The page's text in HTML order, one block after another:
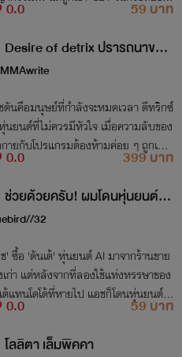
งวัลที่เธอต้องยอมรับ
0.0
59 บาท
Desire of detrix ปรารถนาของ
กซ์
ตันคือมนุษย์ที่กำลังจะหมดเวลา ดีทริกซ์
นยนต์ที่ไม่ควรมีหัวใจ เมื่อความลับของ
ายกับโปรแกรมต้องห้ามค่อย ๆ ถูกเปิดเ
งที่ผูกพวกเขาไว้ด้วยกันอาจไม่ใช่ชะตา
0.0
399 บาท
ช่วยด้วยครับ! ผมโดนหุ่นยนต์พ่
นคุกคาม
32
' ซื้อ 'ดันเต้' หุ่นยนต์ AI มาจากร้านขาย
ก่า แต่หลังจากที่ลองใช้แท่งหรรษาของ
ต้แทนโดโด้ที่หายไป แอชก็โดนหุ่นยนต์ดั
จ้องจะเซ็ดหย่ออยู่ตลอดเวลา
0.0
59 บาท
โลลิตา เล็มพิคคา